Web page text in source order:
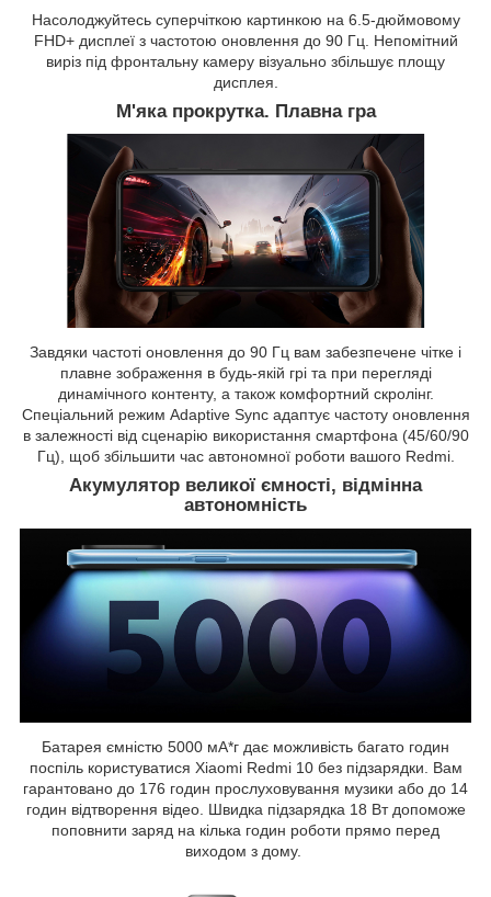
Насолоджуйтесь суперчіткою картинкою на 6.5-дюймовому
FHD+ дисплеї з частотою оновлення до 90 Гц. Непомітний
виріз під фронтальну камеру візуально збільшує площу
дисплея.
М'яка прокрутка. Плавна гра
Завдяки частоті оновлення до 90 Гц вам забезпечене чітке і
плавне зображення в будь-якій грі та при перегляді
динамічного контенту, а також комфортний скролінг.
Спеціальний режим Adaptive Sync адаптує частоту оновлення
в залежності від сценарію використання смартфона (45/60/90
Гц), щоб збільшити час автономної роботи вашого Redmi.
Акумулятор великої ємності, відмінна
автономність
Батарея ємністю 5000 мА*г дає можливість багато годин
поспіль користуватися Xiaomi Redmi 10 без підзарядки. Вам
гарантовано до 176 годин прослуховування музики або до 14
годин відтворення відео. Швидка підзарядка 18 Вт допоможе
поповнити заряд на кілька годин роботи прямо перед
виходом з дому.